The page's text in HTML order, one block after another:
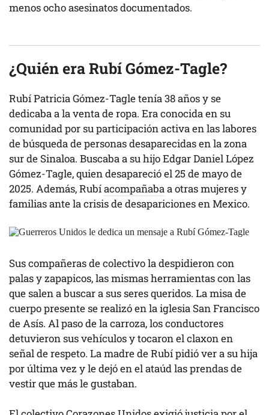
menos ocho asesinatos documentados.
¿Quién era Rubí Gómez-Tagle?
Rubí Patricia Gómez-Tagle tenía 38 años y se
dedicaba a la venta de ropa. Era conocida en su
comunidad por su participación activa en las labores
de búsqueda de personas desaparecidas en la zona
sur de Sinaloa. Buscaba a su hijo Edgar Daniel López
Gómez-Tagle, quien desapareció el 25 de mayo de
2025. Además, Rubíacompañabaa otras mujeres y
familias ante la crisis de desapariciones en Mexico.
Sus compañeras de colectivo la despidieron con
palas y zapapicos, las mismas herramientas con las
que salen a buscar a sus seres queridos. La misa de
cuerpo presente se realizó en la iglesia San Francisco
de Asís. Al paso de la carroza, los conductores
detuvieron sus vehículos y tocaron el claxon en
señal de respeto. La madre de Rubí pidió ver a su hija
por última vez y le dejó en el ataúd las prendas de
vestir que más le gustaban.